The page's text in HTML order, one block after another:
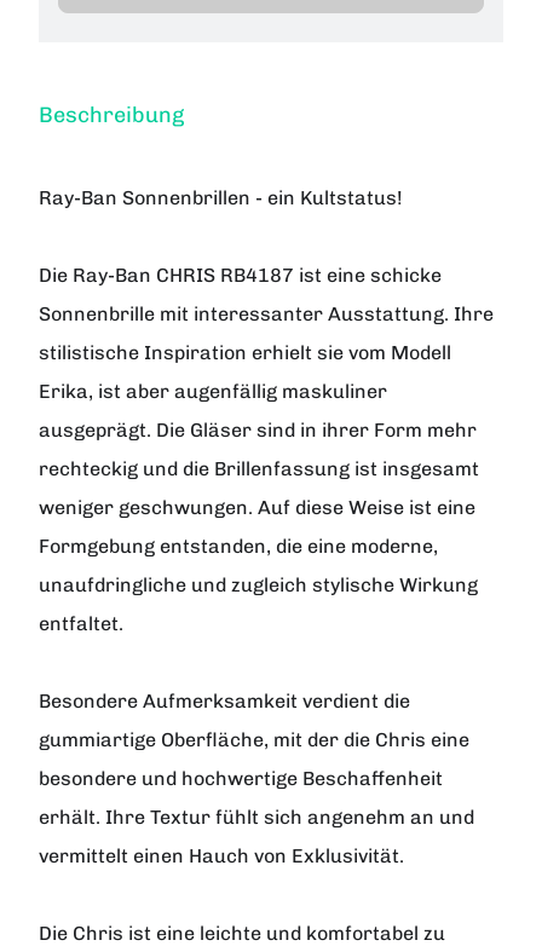
Beschreibung
Ray-Ban Sonnenbrillen - ein Kultstatus!
Die Ray-Ban CHRIS RB4187 ist eine schicke
Sonnenbrille mit interessanter Ausstattung. Ihre
stilistische Inspiration erhielt sie vom Modell
Erika, ist aber augenfällig maskuliner
ausgeprägt. Die Gläser sind in ihrer Form mehr
rechteckig und die Brillenfassung ist insgesamt
weniger geschwungen. Auf diese Weise ist eine
Formgebung entstanden, die eine moderne,
unaufdringliche und zugleich stylische Wirkung
entfaltet.
Besondere Aufmerksamkeit verdient die
gummiartige Oberfläche, mit der die Chris eine
besondere und hochwertige Beschaffenheit
erhält. Ihre Textur fühlt sich angenehm an und
vermittelt einen Hauch von Exklusivität.
Die Chris ist eine leichte und komfortabel zu